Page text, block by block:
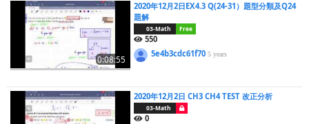
0:08:55
2020年12月2日EX4.3 Q(24-31）題型分類及Q24
題解
03-Math Free
550
5e4b3cdc61f705 years
2020年12月2日 CH3 CH4 TEST 改正分析
03-Math
0